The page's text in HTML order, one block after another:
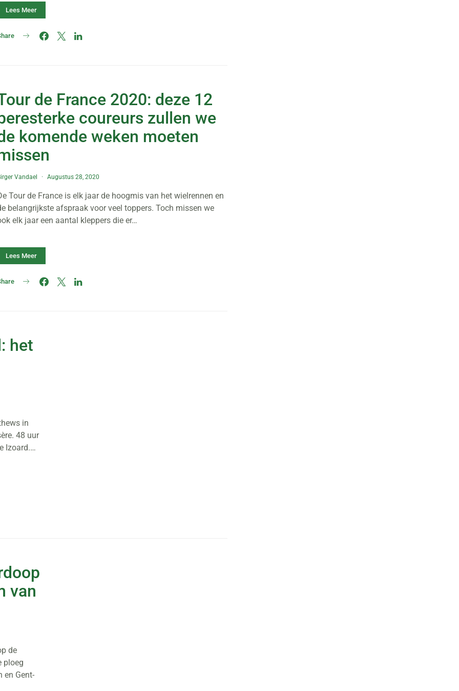
Lees Meer
de France 2020: deze 12
coureurs zullen we
komende weken moeten
Vandael Augustus 28, 2020
Tour de France is elk jaar de hoogmis van het wielrennen en
belangrijkste afspraak voor veel toppers. Toch missen we
elk jaar een aantal kleppers die er…
Lees Meer
het
in
48 uur
Izoard.…
van
de
ploeg
en Gent-